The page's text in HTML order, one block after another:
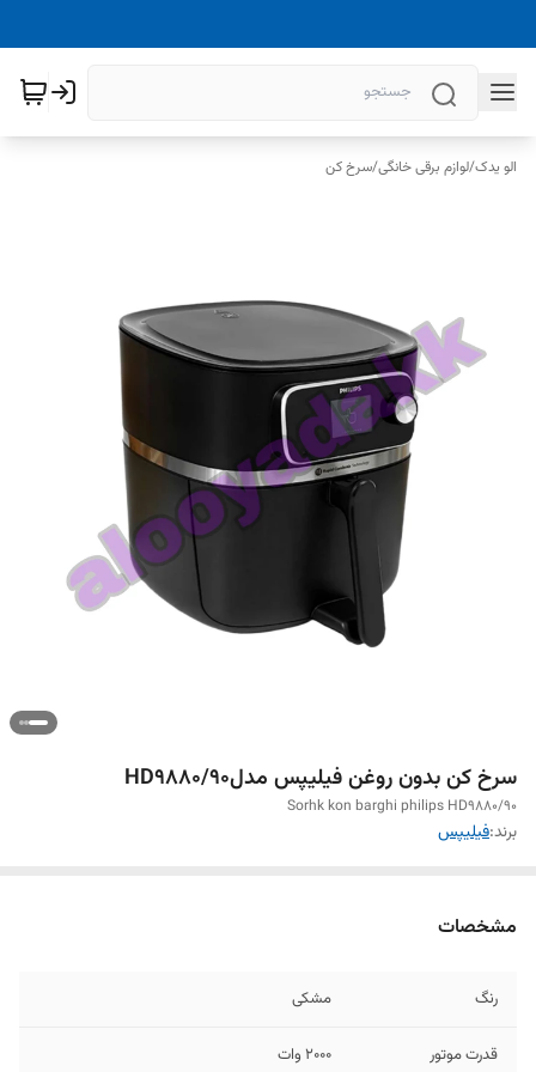
الو یدک/لوازم برقی خانگی/سرخ کن
سرخ کن بدون روغن فیلیپس مدلHD9880/90
Sorhk kon barghi philips HD9880/90
برند:فیلیپس
مشخصات
رنگ مشکی
قدرت موتور ۲۰۰۰ وات